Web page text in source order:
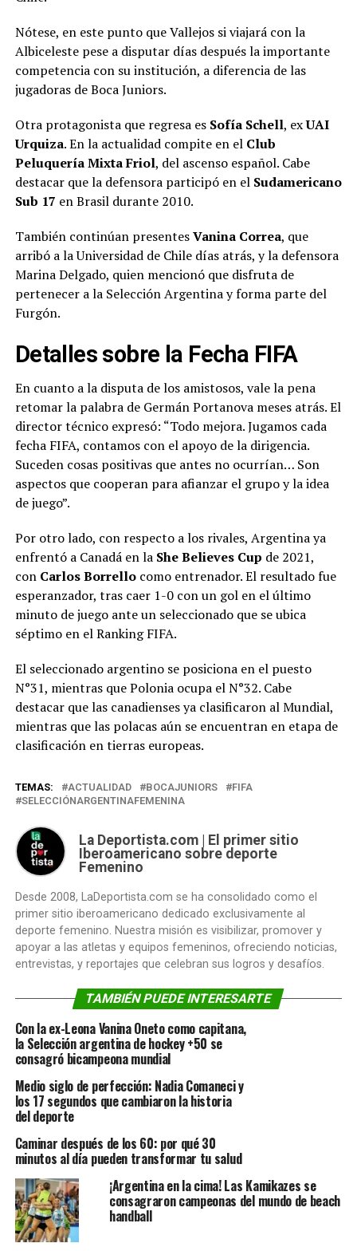
Nótese, en este punto que Vallejos si viajará con la
Albiceleste pese a disputar días después la importante
competencia con su institución, a diferencia de las
jugadoras de Boca Juniors.
Otra protagonista que regresa es Sofía Schell, exUAI
Urquiza. En la actualidad compite en el Club
Peluquería Mixta Friol, del ascenso español. Cabe
destacar que la defensora participó en el Sudamericano
Sub 17 en Brasil durante 2010.
También continúan presentesVanina Correa, que
arribó a la Universidad de Chile días atrás, y la defensora
Marina Delgado, quien mencionó que disfruta de
pertenecer a la Selección Argentina y forma parte del
Furgón.
Detalles sobre la Fecha FIFA
En cuanto a la disputa de los amistosos, vale la pena
retomar la palabra de Germán Portanova meses atrás. El
director técnico expresó: “Todo mejora. Jugamos cada
fecha FIFA, contamos con el apoyo de la dirigencia.
Suceden cosas positivas que antes no ocurrían… Son
aspectos que cooperan para afianzar el grupo y la idea
de juego”.
Por otro lado, con respecto a los rivales, Argentina ya
enfrentó a Canadá en la She Believes Cup de 2021,
con Carlos Borrellocomo entrenador. El resultado fue
esperanzador, tras caer 1-0 con un gol en el último
minuto de juego ante un seleccionado que se ubica
séptimo en el Ranking FIFA.
El seleccionado argentino se posiciona en el puesto
N°31, mientras que Polonia ocupa el N°32. Cabe
destacar que las canadienses ya clasificaron al Mundial,
mientras que las polacas aún se encuentran en etapa de
clasificación en tierras europeas.
TEMAS: ACTUALIDAD BOCAJUNIORS
FIFA
SELECCIÓNARGENTINAFEMENINA
La Deportista.com | El primer sitio
Iberoamericano sobre deporte
Femenino
Desde 2008, LaDeportista.com se ha consolidado como el
primer sitio iberoamericano dedicado exclusivamente al
deporte femenino. Nuestra misión es visibilizar, promover y
apoyar a las atletas y equipos femeninos, ofreciendo noticias,
entrevistas, y reportajes que celebran sus logros y desafíos.
TAMBIÉN PUEDE INTERESARTE
Con la ex-Leona Vanina Oneto como capitana,
la Selección argentina de hockey +50 se
consagró bicampeona mundial
Medio siglo de perfección: Nadia Comaneci y
los 17 segundos que cambiaron la historia
del deporte
Caminar después de los 60: por qué 30
minutos al día pueden transformar tu salud
¡Argentina en la cima! Las Kamikazes se
consagraron campeonas del mundo de beach
handball